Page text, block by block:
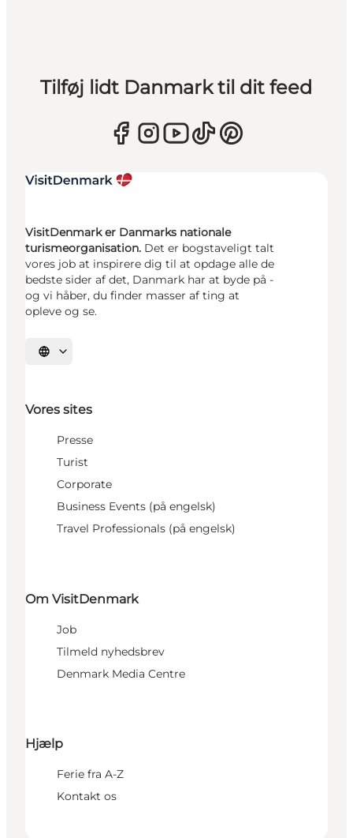
Tilføj lidt Danmark til dit feed
VisitDenmark er Danmarks nationale
turismeorganisation. Det er bogstaveligt talt
vores job at inspirere dig til at opdage alle de
bedste sider af det, Danmark har at byde på -
og vi håber, du finder masser af ting at
opleve og se.
Vælg sprog
Vores sites
Presse
Turist
Corporate
Business Events (på engelsk)
Travel Professionals (på engelsk)
Om VisitDenmark
Job
Tilmeld nyhedsbrev
Denmark Media Centre
Hjælp
Ferie fra A-Z
Kontakt os